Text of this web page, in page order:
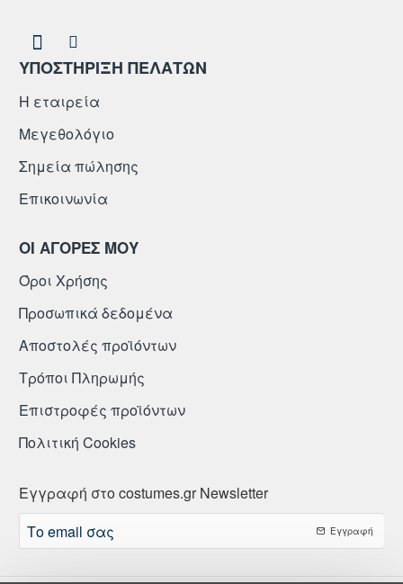
ΥΠΟΣΤΗΡΙΞΗ ΠΕΛΑΤΩΝ
Η εταιρεία
Μεγεθολόγιο
Σημεία πώλησης
Επικοινωνία
ΟΙ ΑΓΟΡΕΣ ΜΟΥ
Όροι Χρήσης
Προσωπικά δεδομένα
Αποστολές προϊόντων
Τρόποι Πληρωμής
Επιστροφές προϊόντων
Πολιτική Cookies
Εγγραφή στο costumes.gr Newsletter
email
Εγγραφή